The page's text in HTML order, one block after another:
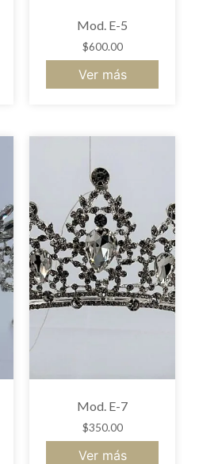
Mod. E-5
$600.00
Ver más
Mod. E-7
$350.00
Ver más